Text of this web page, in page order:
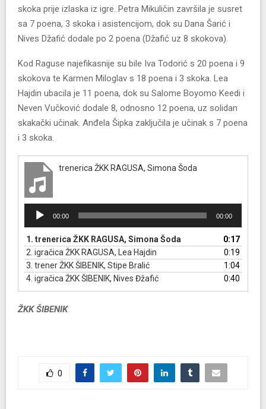
skoka prije izlaska iz igre. Petra Mikuličin završila je susret
sa 7 poena, 3 skoka i asistencijom, dok su Dana Šarić i
Nives Džafić dodale po 2 poena (Džafić uz 8 skokova).
Kod Raguse najefikasnije su bile Iva Todorić s 20 poena i 9
skokova te Karmen Miloglav s 18 poena i 3 skoka. Lea
Hajdin ubacila je 11 poena, dok su Salome Boyomo Keedi i
Neven Vučković dodale 8, odnosno 12 poena, uz solidan
skakački učinak. Anđela Šipka zaključila je učinak s 7 poena
i 3 skoka.
trenerica ŽKK RAGUSA, Simona Šoda
p
r
o
d
t
00:00 00:00
1. trenerica ŽKK RAGUSA, Simona Šoda
0:17
2. igračica ŽKK RAGUSA, Lea Hajdin
0:19
3. trener ŽKK ŠIBENIK, Stipe Bralić
1:04
4. igračica ŽKK ŠIBENIK, Nives Đžafić 0:40
ŽKK ŠIBENIK
0